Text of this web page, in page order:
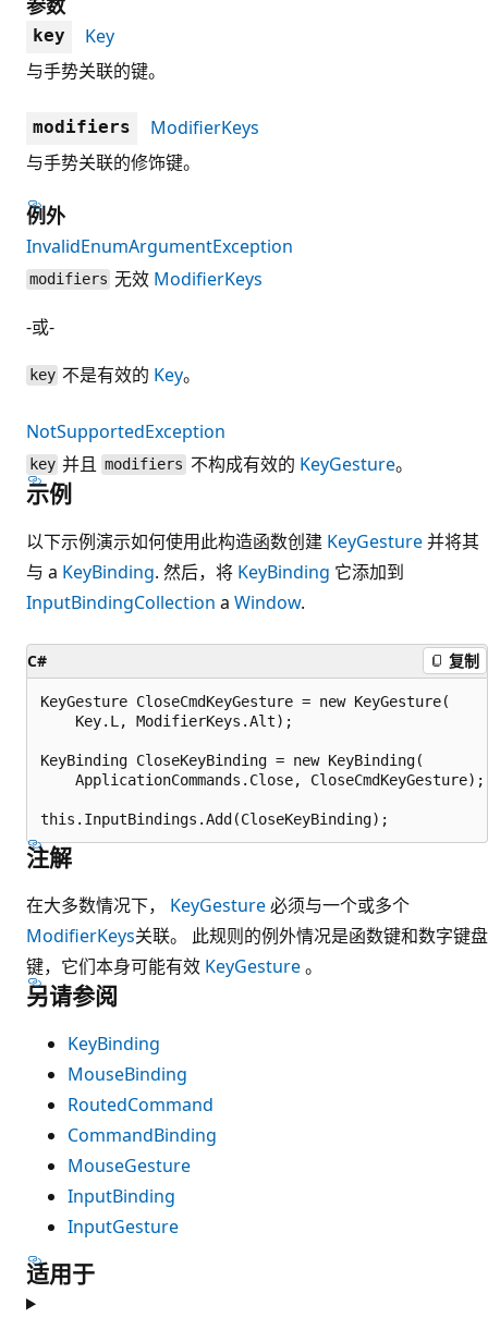
key
Key
与手势关联的键。
modifiers
ModifierKeys
与手势关联的修饰键。
例外
InvalidEnumArgumentException
modifiers 无效 ModifierKeys
-或-
key 不是有效的 Key。
NotSupportedException
key 并且 modifiers 不构成有效的 KeyGesture。
示例
以下示例演示如何使用此构造函数创建 KeyGesture并将其
与 a KeyBinding. 然后，将 KeyBinding 它添加到
InputBindingCollection a Window.
C# 复制
KeyGesture CloseCmdKeyGesture = new KeyGesture(
    Key.L, ModifierKeys.Alt);
KeyBinding CloseKeyBinding = new KeyBinding(
    ApplicationCommands.Close, CloseCmdKeyGesture);
注解
在大多数情况下， KeyGesture必须与一个或多个
ModifierKeys关联。 此规则的例外情况是函数键和数字键盘
键，它们本身可能有效 KeyGesture。
另请参阅
KeyBinding
MouseBinding
RoutedCommand
CommandBinding
MouseGesture
InputBinding
InputGesture
适用于